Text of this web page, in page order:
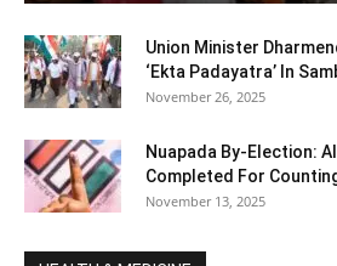
Union Minister
‘Ekta Padayatra’ In
November 26, 2025
Nuapada By-Election:
Completed For
November 13, 2025